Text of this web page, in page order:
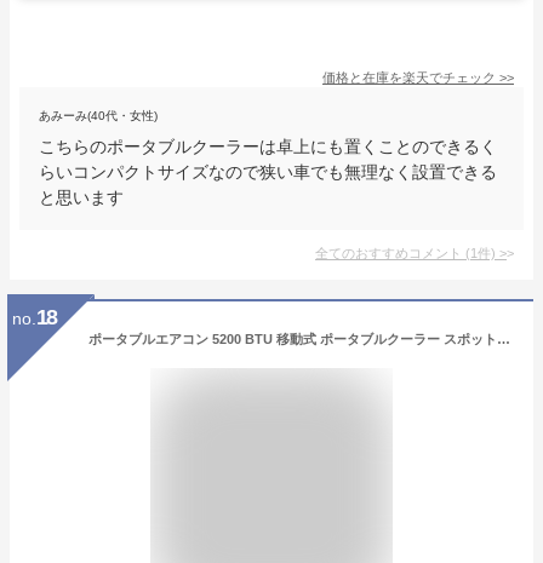
価格と在庫を楽天でチェック >>
あみーみ(40代・女性)
こちらのポータブルクーラーは卓上にも置くことのできるく
らいコンパクトサイズなので狭い車でも無理なく設置できる
と思います
全てのおすすめコメント (1件) >
no. 18
ポータブルエアコン 5200 BTU 移動式 ポータブルクーラー スポットクーラー 強力冷房 除湿 車中泊 キャンプ 車載用 クーラー AC100V対応 リモコン＆パネル操作対応 ダクト付き小型エアコン 家庭用 GTC認証推奨 (銀)